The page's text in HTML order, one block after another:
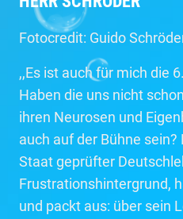
Fotocredit: Guido
,,Es ist auch für mich die
Haben die uns nicht
ihren Neurosen und
auch auf der Bühne sein?
Staat geprüfter
Frustrationshintergrund,
und packt aus: über sein